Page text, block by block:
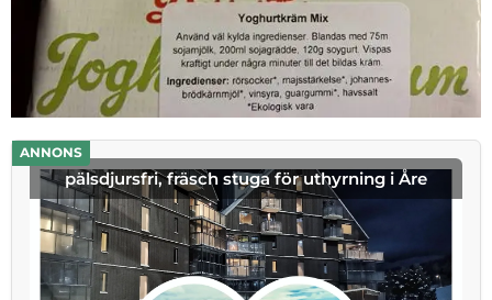
ANNONS
pälsdjursfri, fräsch stuga för uthyrning i Åre